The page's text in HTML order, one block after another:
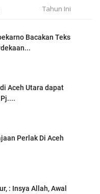
Tahun Ini
Bacakan Teks
Aceh Utara dapat
Perlak Di Aceh
: Insya Allah, Awal